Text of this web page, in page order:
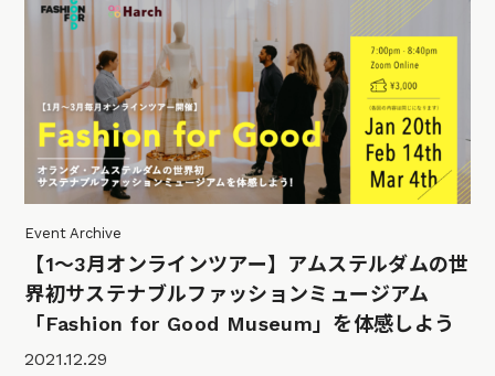
Event Archive
【1〜3月オンラインツアー】アムステルダムの世
界初サステナブルファッションミュージアム
「Fashion for Good Museum」を体感しよう
2021.12.29